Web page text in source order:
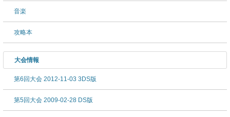
音楽
攻略本
大会情報
第6回大会 2012-11-03 3DS版
第5回大会 2009-02-28 DS版